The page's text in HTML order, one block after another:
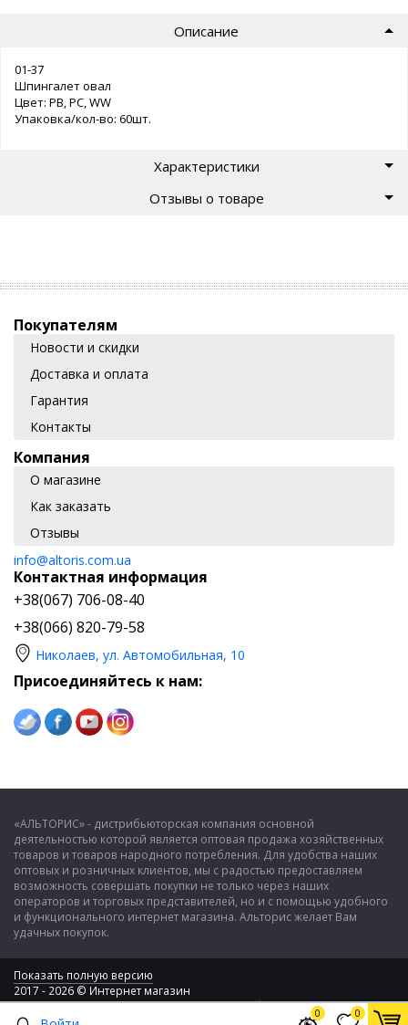
0
0
Описание
01-37
Шпингалет овал
Цвет: PB, PC, WW
Упаковка/кол-во: 60шт.
Характеристики
Отзывы о товаре
Покупателям
Новости и скидки
Доставка и оплата
Гарантия
Контакты
Компания
О магазине
Как заказать
Отзывы
info@altoris.com.ua
Контактная информация
+38(067) 706-08-40
+38(066) 820-79-58
Николаев, ул. Автомобильная, 10
Присоединяйтесь к нам:
«АЛЬТОРИС» - дистрибьюторская компания основной
деятельностью которой является оптовая продажа хозяйственных
товаров и товаров народного потребления. Для удобства наших
оптовых и розничных клиентов, мы с радостью предоставляем
возможность совершать покупки не только через наших
операторов и торговых представителей, но и с помощью удобного
и функционального интернет магазина. Альторис желает Вам
удачных покупок.
Показать полную версию
2017 - 2026 © Интернет магазин
ООО "Альторис" - хозяйственные товары и бытовая техника